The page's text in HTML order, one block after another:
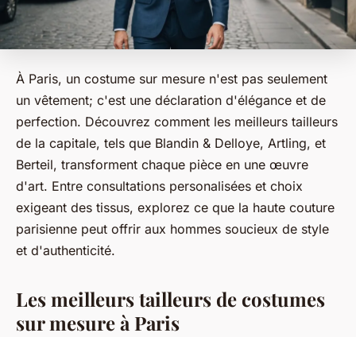
À Paris, un costume sur mesure n'est pas seulement
un vêtement; c'est une déclaration d'élégance et de
perfection. Découvrez comment les meilleurs tailleurs
de la capitale, tels que Blandin & Delloye, Artling, et
Berteil, transforment chaque pièce en une œuvre
d'art. Entre consultations personalisées et choix
exigeant des tissus, explorez ce que la haute couture
parisienne peut offrir aux hommes soucieux de style
et d'authenticité.
Les meilleurs tailleurs de costumes
sur mesure à Paris